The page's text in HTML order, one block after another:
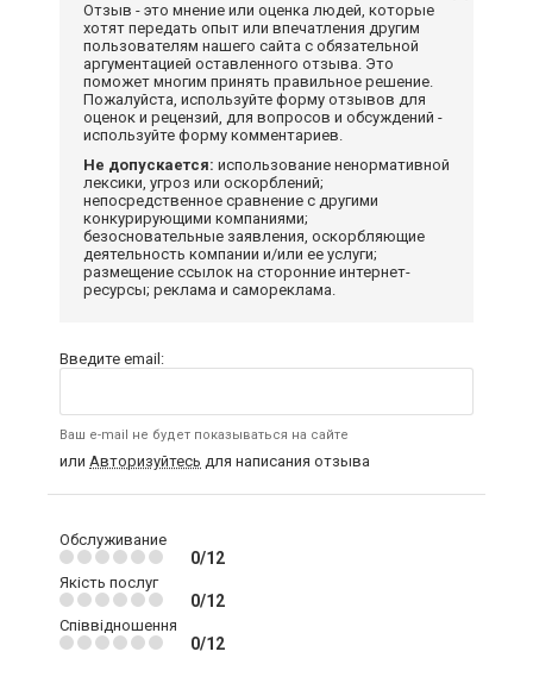
Отзыв - это мнение или оценка людей, которые
хотят передать опыт или впечатления другим
пользователям нашего сайта с обязательной
аргументацией оставленного отзыва. Это
поможет многим принять правильное решение.
Пожалуйста, используйте форму отзывов для
оценок и рецензий, для вопросов и обсуждений -
используйте форму комментариев.
Не допускается: использование ненормативной
лексики, угроз или оскорблений;
непосредственное сравнение с другими
конкурирующими компаниями;
безосновательные заявления, оскорбляющие
деятельность компании и/или ее услуги;
размещение ссылок на сторонние интернет-
ресурсы; реклама и самореклама.
Введите email:
Ваш e-mail не будет показываться на сайте
или Авторизуйтесь для написания отзыва
Обслуживание
0/12
Якість послуг
0/12
Співвідношення
0/12